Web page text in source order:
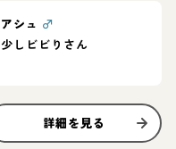
アシュ ♂
少しビビりさん
詳細を見る